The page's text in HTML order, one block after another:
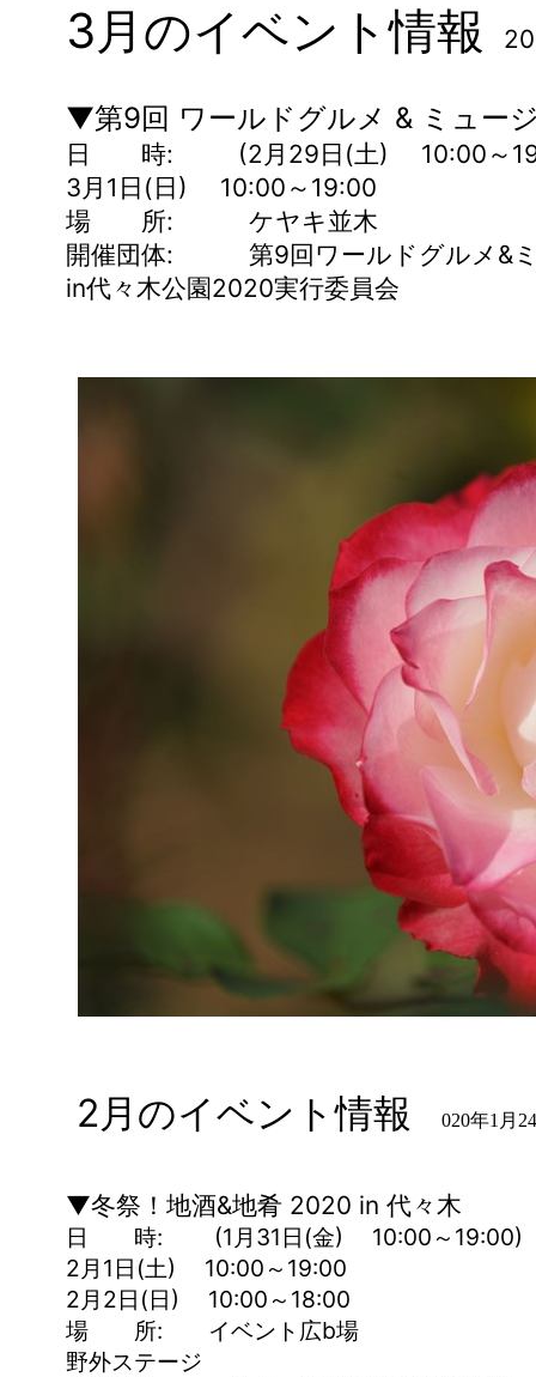
3月のイベント情報
▼第9回 ワールドグルメ & ミュー
日 時: (2月29日(土) 10:00～
3月1日(日) 10:00～19:00
場 所: ケヤキ並木
開催団体: 第9回ワールドグルメ&ミ
in代々木公園2020実行委員会
2月のイベント情報 020年1月
▼冬祭！地酒&地肴 2020 in 代々木
日 時: (1月31日(金) 10:00～19:00)
2月1日(土) 10:00～19:00
2月2日(日) 10:00～18:00
場 所: イベント広b場
野外ステージ